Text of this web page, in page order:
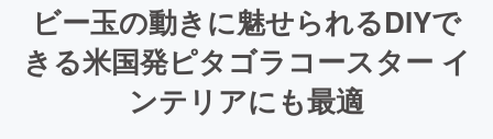
ビー玉の動きに魅せられるDIYで
きる米国発ピタゴラコースター イ
ンテリアにも最適